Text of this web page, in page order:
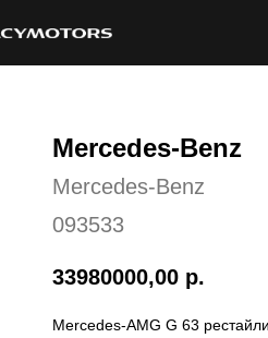
Mercedes-Benz
Mercedes-Benz
093533
33980000,00 р.
Mercedes-AMG G 63